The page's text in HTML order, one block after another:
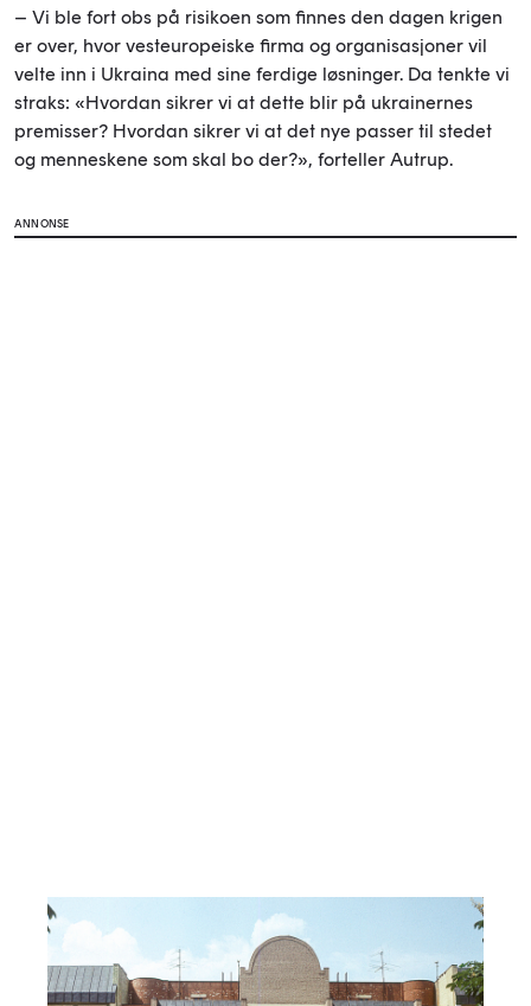
– Vi ble fort obs på risikoen som finnes den dagen krigen
er over, hvor vesteuropeiske firma og organisasjoner vil
velte inn i Ukraina med sine ferdige løsninger. Da tenkte vi
straks: «Hvordan sikrer vi at dette blir på ukrainernes
premisser? Hvordan sikrer vi at det nye passer til stedet
og menneskene som skal bo der?», forteller Autrup.
ANNONSE